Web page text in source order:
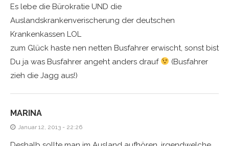
Es lebe die Bürokratie UND die
Auslandskrankenverischerung der deutschen
Krankenkassen LOL
zum Glück haste nen netten Busfahrer erwischt, sonst bist
Du ja was Busfahrer angeht anders drauf
(Busfahrer
zieh die Jagg aus!)
MARINA
Januar 12, 2013 - 22:26